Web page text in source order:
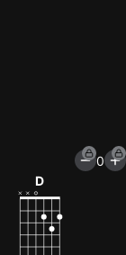
metronome
0
D